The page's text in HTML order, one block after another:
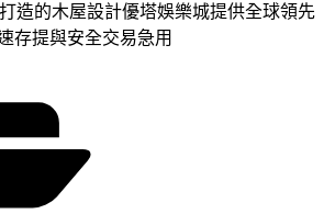
造的木屋設計優塔娛樂城提供全球領先
存提與安全交易急用